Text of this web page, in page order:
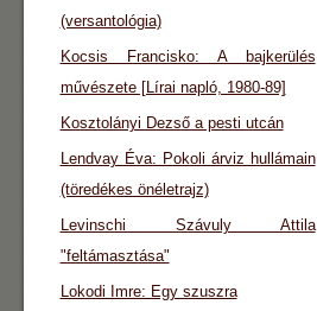
(versantológia)
Kocsis Francisko: A bajkerülés
művészete [Lírai napló, 1980-89]
Kosztolányi Dezső a pesti utcán
Lendvay Éva: Pokoli árviz hullámain
(töredékes önéletrajz)
Levinschi Szávuly Attila
"feltámasztása"
Lokodi Imre: Egy szuszra